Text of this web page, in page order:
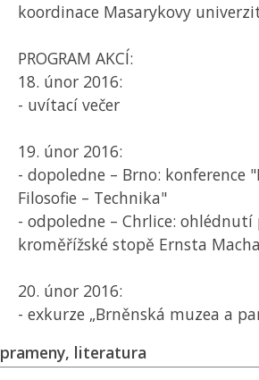
koordinace Masarykovy
PROGRAM AKCÍ:
18. únor 2016:
- uvítací večer
19. únor 2016:
- dopoledne – Brno: konference
Filosofie – Technika"
- odpoledne – Chrlice: ohlédnutí
kroměřížské stopě Ernsta Macha
20. únor 2016:
- exkurze „Brněnská muzea a
prameny, literatura